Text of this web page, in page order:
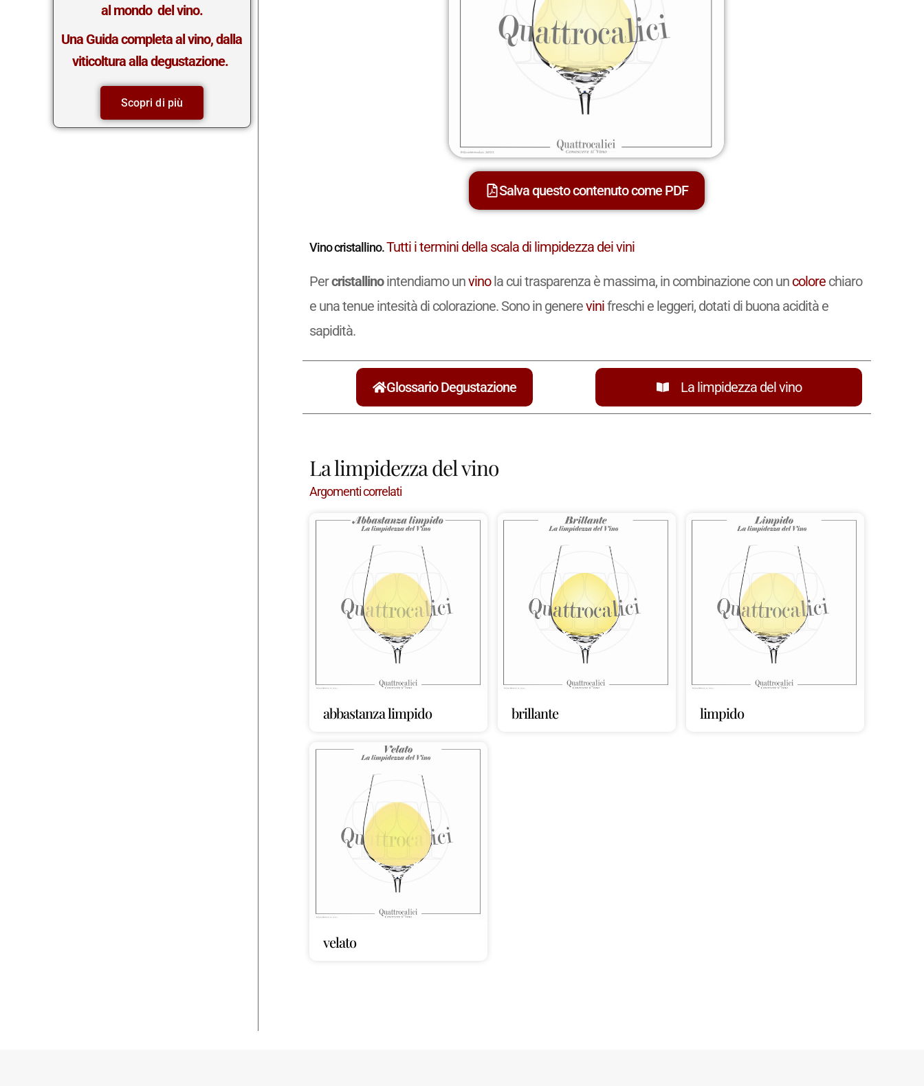
al mondo del vino.
Una Guida completa al vino, dalla
viticoltura alla degustazione.
Scopri di più
Salva questo contenuto come PDF
Vino cristallino.Tutti i termini della scala di limpidezza dei vini
Percristallinointendiamo unvinola cui trasparenza è massima, in combinazione con un colore chiaro
e una tenue intesità di colorazione. Sono in generevinifreschi e leggeri, dotati di buona acidità e
sapidità.
Glossario Degustazione La limpidezza del vino
La limpidezza del vino
Argomenti correlati
abbastanza limpido brillante limpido
velato